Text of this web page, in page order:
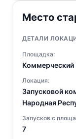
Место
ДЕТАЛИ
Площадка:
Коммерческий
Локация:
Запусковой
Народная
Запусков с
7